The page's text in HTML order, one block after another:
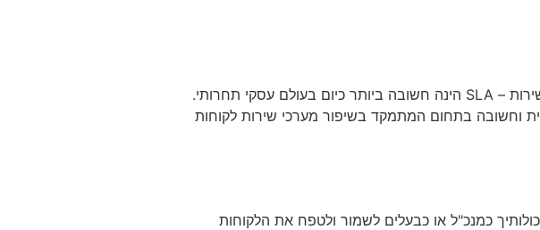
את/ה במפגש ייעוץ עסקי העוסק באמנת השירות. ההסכם בינך כמנכ"ל של חברה לבין הלקוחות שלך. אמנת השירות – SLA הינה חשובה ביותר כיום בעולם עסקי תחרותי.
וחשובה בתחום המתמקד בשיפור מערכי שירות לקוחות
כמנכ"ל או כבעלים לשמור ולטפח את הלקוחות